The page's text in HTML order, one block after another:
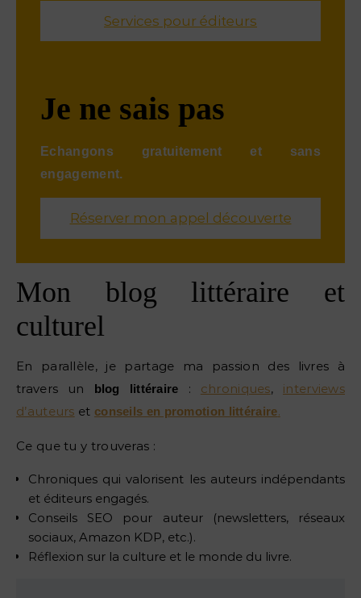
Services pour éditeurs
Je ne sais pas
Echangons gratuitement et sans
engagement.
Réserver mon appel découverte
Mon blog littéraire et
culturel
En parallèle, je partage ma passion des livres à
travers un
blog littéraire : chroniques, interviews
d’auteurs et conseils en promotion littéraire.
Ce que tu y trouveras :
Chroniques qui valorisent les auteurs indépendants
et éditeurs engagés.
Conseils SEO pour auteur (newsletters, réseaux
sociaux, Amazon KDP, etc.).
Réflexion sur la culture et le monde du livre.